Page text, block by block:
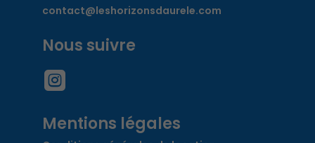
contact@leshorizonsdaurele.com
Nous suivre

Mentions légales